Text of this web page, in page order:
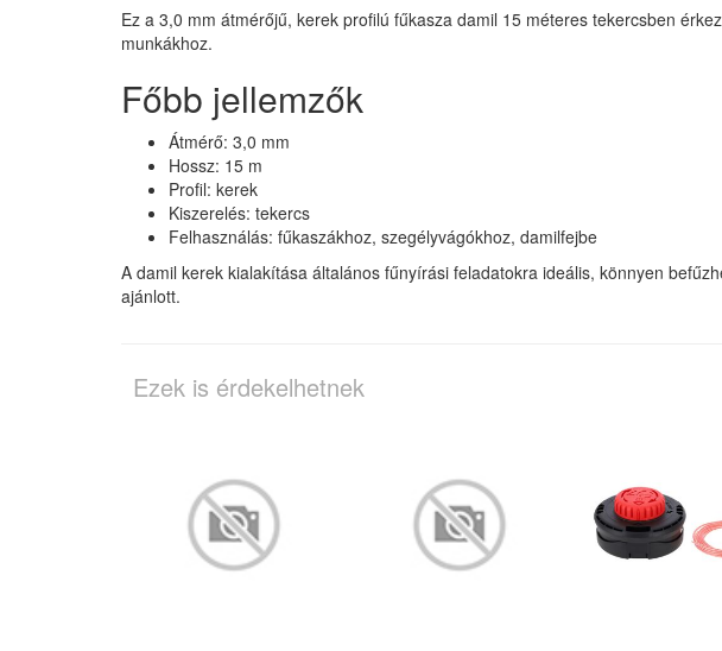
Ez a 3,0 mm átmérőjű, kerek profilú fűkasza damil 15 méteres tekercsben
munkákhoz.
Főbb jellemzők
Átmérő: 3,0 mm
Hossz: 15 m
Profil: kerek
Kiszerelés: tekercs
Felhasználás: fűkaszákhoz, szegélyvágókhoz, damilfejbe
A damil kerek kialakítása általános fűnyírási feladatokra ideális, könnyen
ajánlott.
Ezek is érdekelhetnek